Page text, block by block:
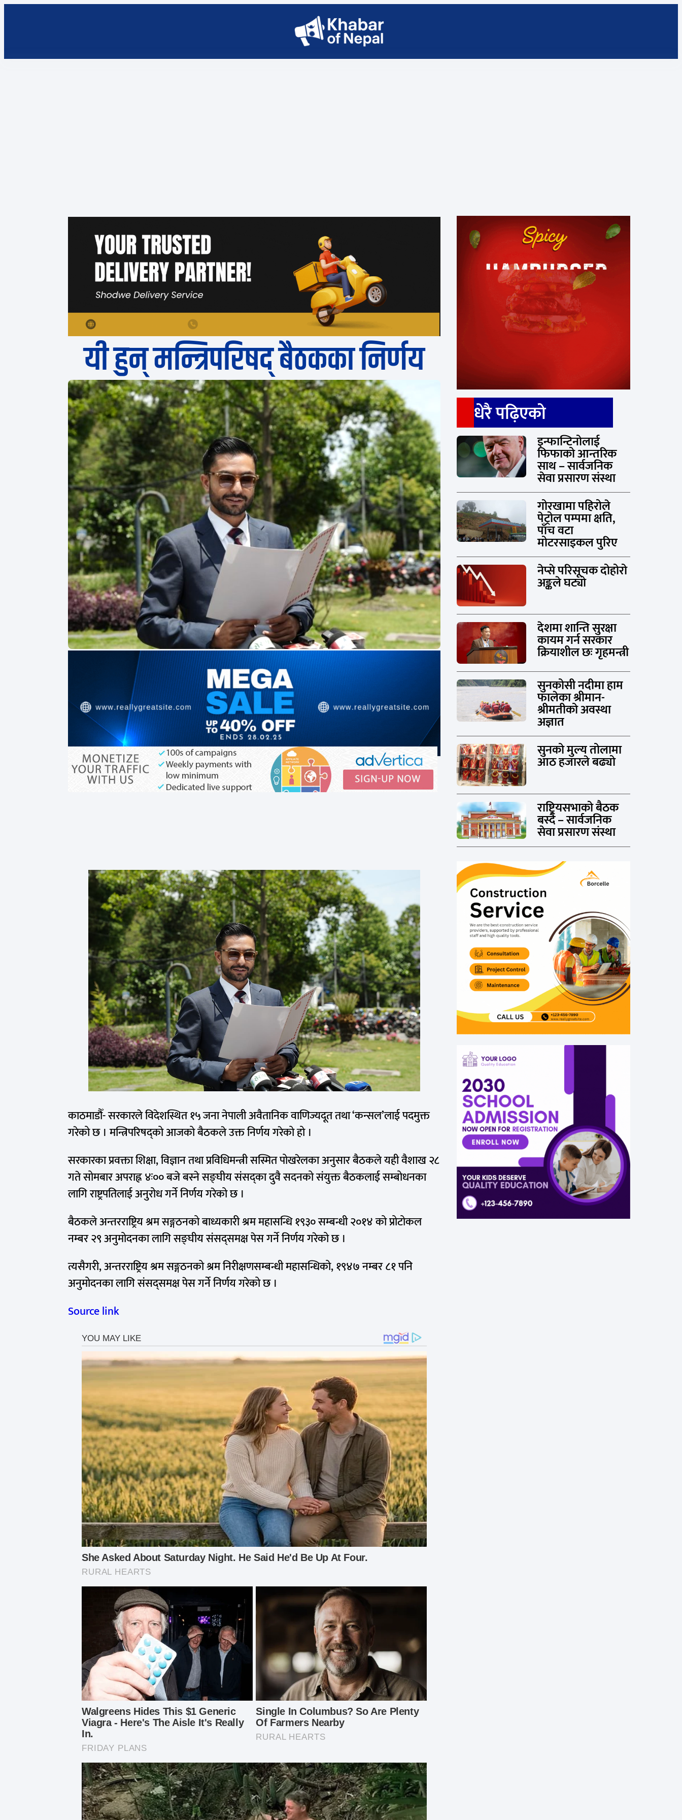
यी हुन् मन्त्रिपरिषद् बैठकका निर्णय
काठमाडौँ- सरकारले विदेशस्थित १५ जना नेपाली अवैतानिक वाणिज्यदूत तथा ‘कन्सल’लाई पदमुक्त
गरेको छ । मन्त्रिपरिषद्को आजको बैठकले उक्त निर्णय गरेको हो ।
सरकारका प्रवक्ता शिक्षा, विज्ञान तथा प्रविधिमन्त्री सस्मित पोखरेलका अनुसार बैठकले यही वैशाख २८
गते सोमबार अपराह्न ४ः०० बजे बस्ने सङ्घीय संसद्का दुवै सदनको संयुक्त बैठकलाई सम्बोधनका
लागि राष्ट्रपतिलाई अनुरोध गर्ने निर्णय गरेको छ ।
बैठकले अन्तरराष्ट्रिय श्रम सङ्गठनको बाध्यकारी श्रम महासन्धि १९३० सम्बन्धी २०१४ को प्रोटोकल
नम्बर २९ अनुमोदनका लागि सङ्घीय संसद्समक्ष पेस गर्ने निर्णय गरेको छ ।
त्यसैगरी, अन्तरराष्ट्रिय श्रम सङ्गठनको श्रम निरीक्षणसम्बन्धी महासन्धिको, १९४७ नम्बर ८१ पनि
अनुमोदनका लागि संसद्समक्ष पेस गर्ने निर्णय गरेको छ ।
Source link
धेरै पढ़िएको
इन्फान्टिनोलाई
फिफाको आन्तरिक
साथ – सार्वजनिक
सेवा प्रसारण संस्था
गोरखामा पहिरोले
पेट्रोल पम्पमा क्षति,
पाँच वटा
मोटरसाइकल पुरिए
नेप्से परिसूचक दोहोरो
अङ्कले घट्यो
देशमा शान्ति सुरक्षा
कायम गर्न सरकार
क्रियाशील छः गृहमन्त्री
सुनकोसी नदीमा हाम
फालेका श्रीमान-
श्रीमतीको अवस्था
अज्ञात
सुनको मुल्य तोलामा
आठ हजारले बढ्यो
राष्ट्रियसभाको बैठक
बस्दै – सार्वजनिक
सेवा प्रसारण संस्था